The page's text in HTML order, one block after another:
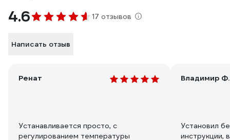
4.6 17 отзывов
Написать отзыв
Ренат
Устанавливается просто, с
регулированием температуры
Владимир Ф.
Установил
инструкции,